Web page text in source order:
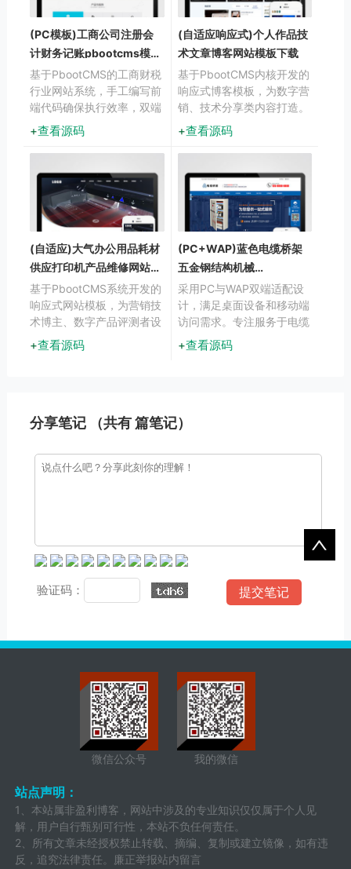
(PC模板)工商公司注册会
计财务记账pbootcms模板
源码下载
基于PbootCMS的工商财税
行业网站系统，手工编写前
端代码确保执行效率，双端
自适应设计，支持后台实时
更新服务价格和政策文件。
查看源码
(自适应响应式)个人作品技
术文章博客网站模板下载
基于PbootCMS内核开发的
响应式博客模板，为数字营
销、技术分享类内容打造。
采用前沿设计理念，兼顾内
容展示与阅读体验，适配各
类终端设备。通过本模板可
快速构建专业级行业博客，
有效传播专业知识与案例成
查看源码
(自适应)大气办公用品耗材
供应打印机产品维修网站模
板下载
基于PbootCMS系统开发的
响应式网站模板，为营销技
术博主、数字产品评测者设
计。采用前沿的响应式技
术，确保内容在手机端和桌
查看源码
(PC+WAP)蓝色电缆桥架
五金钢结构机械
PbootCMS模板下载
采用PC与WAP双端适配设
计，满足桌面设备和移动端
访问需求。专注服务于电缆
桥架、钢结构及五金机械制
造领域，通过结构化布局展
查看源码
分享笔记 （共有篇笔记）
验证码：
微信公众号 我的微信
站点声明：
1、本站属非盈利博客，网站中涉及的专业知识仅仅属于个人见
解，用户自行甄别可行性，本站不负任何责任。
2、所有文章未经授权禁止转载、摘编、复制或建立镜像，如有违
反，追究法律责任。廉正举报站内留言